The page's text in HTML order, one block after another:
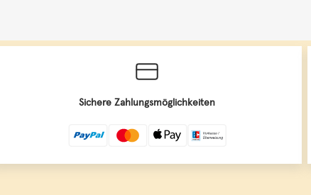
Sichere Zahlungsmöglichkeiten